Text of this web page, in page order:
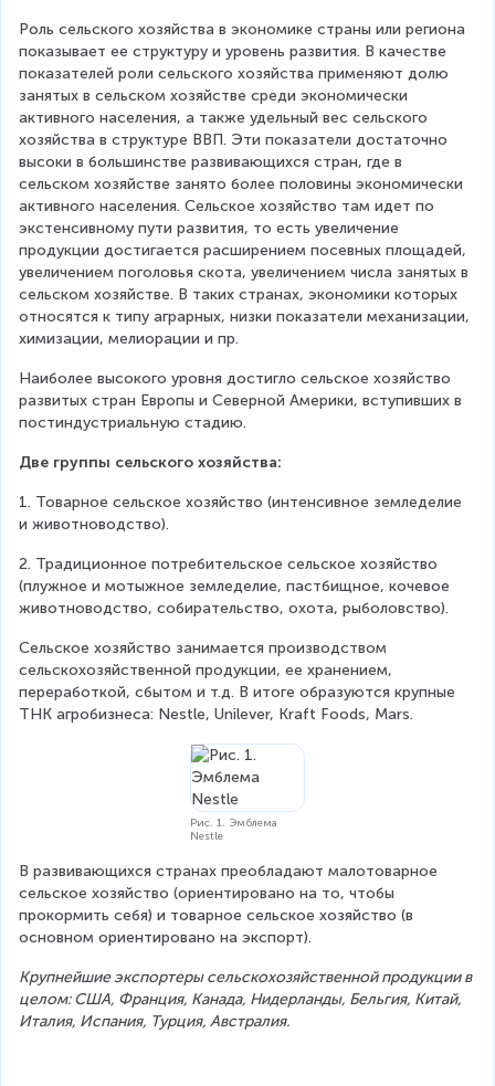
Роль сельского хозяйства в экономике страны или региона
показывает ее структуру и уровень развития. В качестве
показателей роли сельского хозяйства применяют долю
занятых в сельском хозяйстве среди экономически
активного населения, а также удельный вес сельского
хозяйства в структуре ВВП. Эти показатели достаточно
высоки в большинстве развивающихся стран, где в
сельском хозяйстве занято более половины экономически
активного населения. Сельское хозяйство там идет по
экстенсивному пути развития, то есть увеличение
продукции достигается расширением посевных площадей,
увеличением поголовья скота, увеличением числа занятых в
сельском хозяйстве. В таких странах, экономики которых
относятся к типу аграрных, низки показатели механизации,
химизации, мелиорации и пр.
Наиболее высокого уровня достигло сельское хозяйство
развитых стран Европы и Северной Америки, вступивших в
постиндустриальную стадию.
Две группы сельского хозяйства:
1. Товарное сельское хозяйство (интенсивное земледелие
и животноводство).
2. Традиционное потребительское сельское хозяйство
(плужное и мотыжное земледелие, пастбищное, кочевое
животноводство, собирательство, охота, рыболовство).
Сельское хозяйство занимается производством
сельскохозяйственной продукции, ее хранением,
переработкой, сбытом и т.д. В итоге образуются крупные
ТНК агробизнеса: Nestle, Unilever, Kraft Foods, Mars.
Рис. 1. Эмблема
Nestle
В развивающихся странах преобладают малотоварное
сельское хозяйство (ориентировано на то, чтобы
прокормить себя) и товарное сельское хозяйство (в
основном ориентировано на экспорт).
Крупнейшие экспортеры сельскохозяйственной продукции в
целом: США, Франция, Канада, Нидерланды, Бельгия, Китай,
Италия, Испания, Турция, Австралия.